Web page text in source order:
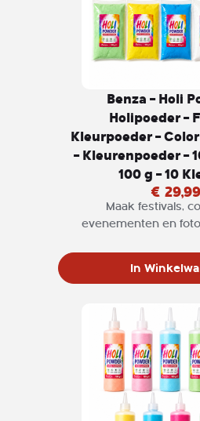
Benza – Holi
Holipoeder –
Kleurpoeder –
– Kleurenpoeder –
100 g – 10
€ 29,99
Maak festivals,
evenementen en
afzonderlijk verpakte
gram festival
In